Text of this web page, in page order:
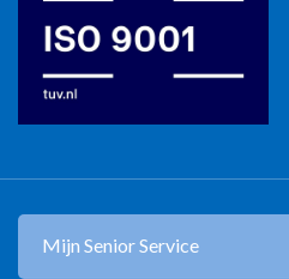
Mijn Senior Service